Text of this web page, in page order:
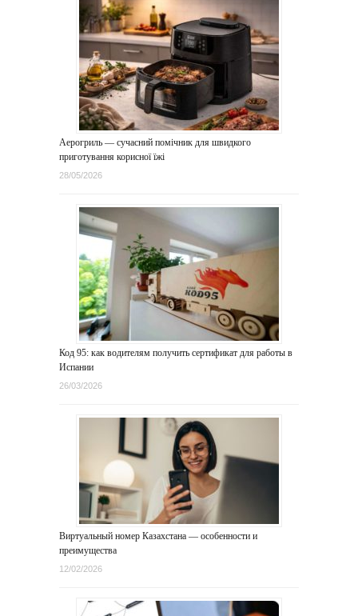
Аерогриль — сучасний помічник для швидкого
приготування корисної їжі
28/05/2026
Код 95: как водителям получить сертификат для работы в
Испании
26/03/2026
Виртуальный номер Казахстана — особенности и
преимущества
12/02/2026